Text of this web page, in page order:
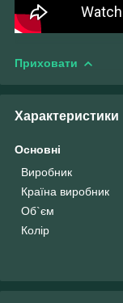
Приховати
Характеристики
Основні
Виробник
Країна виробник
Об`єм
Колір